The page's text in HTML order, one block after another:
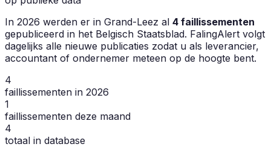
In 2026 werden er in Grand-Leez al 4 faillissementen
gepubliceerd in het Belgisch Staatsblad. FalingAlert volgt
dagelijks alle nieuwe publicaties zodat u als leverancier,
accountant of ondernemer meteen op de hoogte bent.
4
faillissementen in 2026
1
faillissementen deze maand
4
totaal in database